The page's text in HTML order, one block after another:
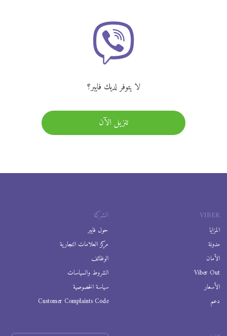
لا يتوفر لديك فايبر؟
تنزيل الآن
VIBER
المزايا
مدونة
الأمان
Viber Out
الأسعار
دعم
الشركة
حول فايبر
مركز العلامات التجارية
الوظائف
الشروط والسياسات
سياسة الخصوصية
Customer Complaints Code